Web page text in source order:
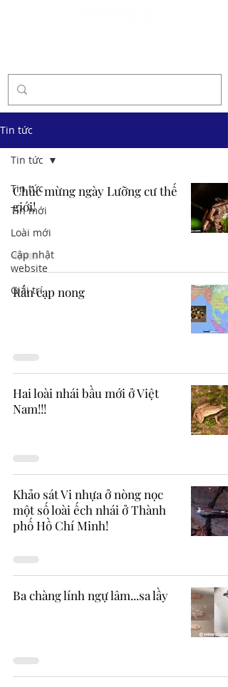
Tin tức
Tin tức
Tin mới
Loài mới
Cập nhật
website
Giải trí
Tin tức
Chúc mừng ngày Lưỡng cư thế
giới!
Rắn cạp nong
Hai loài nhái bầu mới ở Việt
Nam!!!
Khảo sát Vi nhựa ở nòng nọc
một số loài ếch nhái ở Thành
phố Hồ Chí Minh!
Ba chàng lính ngự lâm...sa lầy